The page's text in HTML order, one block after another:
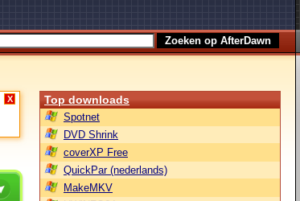
X Top downloads
Spotnet
DVD Shrink
coverXP Free
QuickPar (nederlands)
MakeMKV